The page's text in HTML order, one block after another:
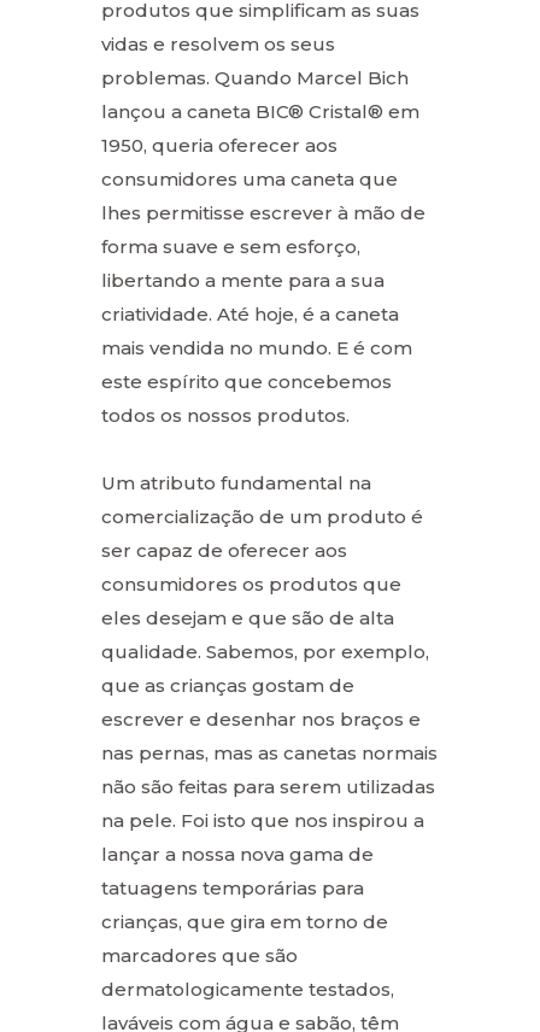
produtos que simplificam as suas
vidas e resolvem os seus
problemas. Quando Marcel Bich
lançou a caneta BIC® Cristal® em
1950, queria oferecer aos
consumidores uma caneta que
lhes permitisse escrever à mão de
forma suave e sem esforço,
libertando a mente para a sua
criatividade. Até hoje, é a caneta
mais vendida no mundo. E é com
este espírito que concebemos
todos os nossos produtos.
Um atributo fundamental na
comercialização de um produto é
ser capaz de oferecer aos
consumidores os produtos que
eles desejam e que são de alta
qualidade. Sabemos, por exemplo,
que as crianças gostam de
escrever e desenhar nos braços e
nas pernas, mas as canetas normais
não são feitas para serem utilizadas
na pele. Foi isto que nos inspirou a
lançar a nossa nova gama de
tatuagens temporárias para
crianças, que gira em torno de
marcadores que são
dermatologicamente testados,
laváveis com água e sabão, têm